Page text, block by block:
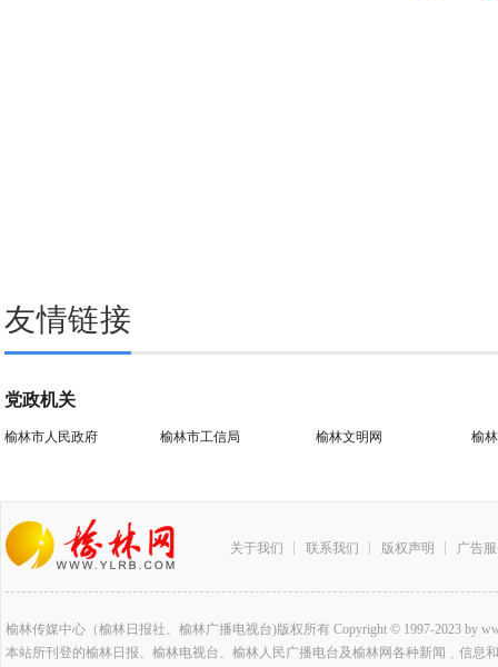
友情链接
党政机关
榆林市人民政府 榆林市工信局 榆林文明网 榆
关于我们 联系我们 版权声明 广告
榆林传媒中心（榆林日报社、榆林广播电视台)版权所有 Copyright © 1997-2023 by
本站所刊登的榆林日报、榆林电视台、榆林人民广播电台及榆林网各种新闻﹑信